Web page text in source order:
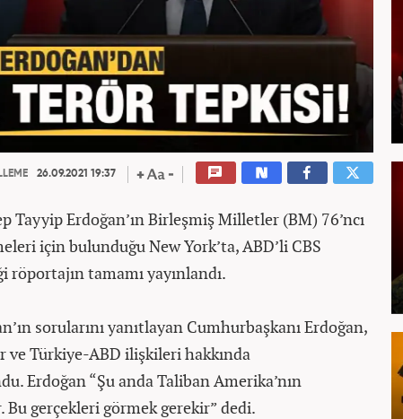
26.09.2021 19:37
Tayyip Erdoğan’ın Birleşmiş Milletler (BM) 76’ncı
için bulunduğu New York’ta, ABD’li CBS
tamamı yayınlandı.
sorularını yanıtlayan Cumhurbaşkanı Erdoğan,
ve Türkiye-ABD ilişkileri hakkında
Erdoğan “Şu anda Taliban Amerika’nın
gerçekleri görmek gerekir” dedi.